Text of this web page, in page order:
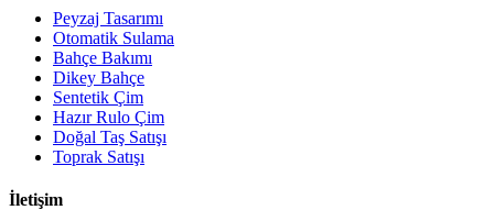
Peyzaj Tasarımı
Otomatik Sulama
Bahçe Bakımı
Dikey Bahçe
Sentetik Çim
Hazır Rulo Çim
Doğal Taş Satışı
Toprak Satışı
İletişim